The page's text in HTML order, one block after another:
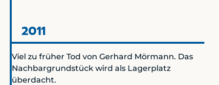
2011
Viel zu früher Tod von Gerhard Mörmann. Das
Nachbargrundstück wird als Lagerplatz
überdacht.